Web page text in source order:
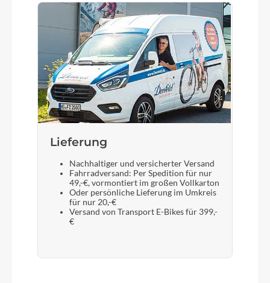
Lieferung
Nachhaltiger und versicherter Versand
Fahrradversand: Per Spedition für nur
49,-€, vormontiert im großen Vollkarton
Oder persönliche Lieferung im Umkreis
für nur 20,-€
Versand von Transport E-Bikes für 399,-
€